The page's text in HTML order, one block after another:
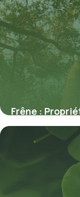
Frêne :
9 juillet 2026